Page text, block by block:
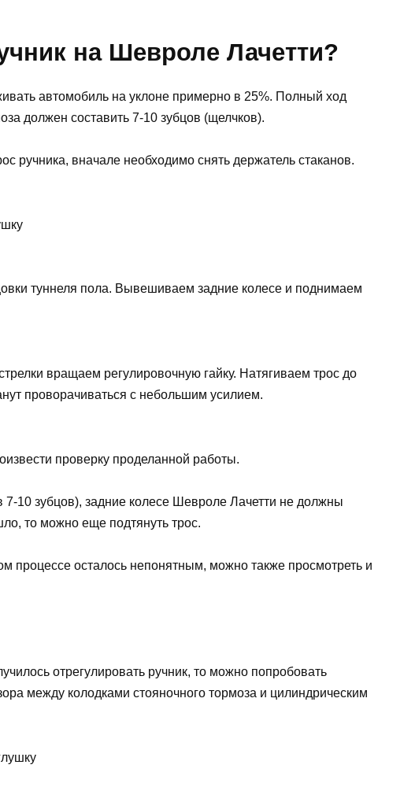
на Шевроле Лачетти?
автомобиль на уклоне примерно в 25%. Полный ход
должен составить 7-10 зубцов (щелчков).
ручника, вначале необходимо снять держатель стаканов.
туннеля пола. Вывешиваем задние колесе и поднимаем
вращаем регулировочную гайку. Натягиваем трос до
проворачиваться с небольшим усилием.
проверку проделанной работы.
7-10 зубцов), задние колесе Шевроле Лачетти не должны
то можно еще подтянуть трос.
процессе осталось непонятным, можно также просмотреть и
отрегулировать ручник, то можно попробовать
между колодками стояночного тормоза и цилиндрическим